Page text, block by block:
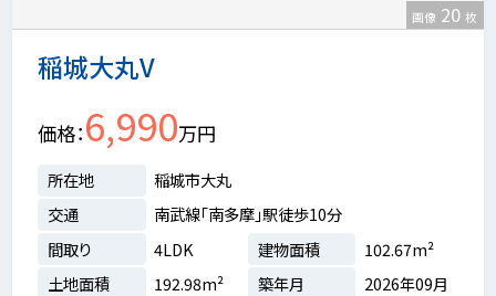
稲城大丸V
画像 20 枚
価格 6,990万円
所在地
稲城市大丸
交通
南武線「南多摩」駅徒歩10分
間取り
4LDK 建物面積
102.67m²
土地面積
192.98m² 築年月 2026年09月